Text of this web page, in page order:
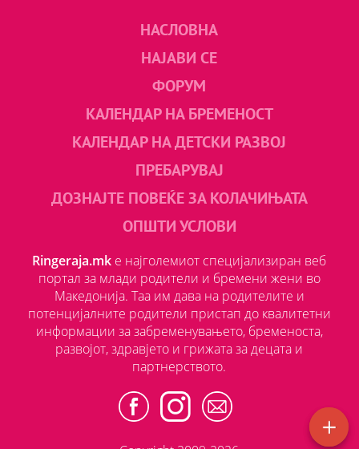
НАСЛОВНА
НАЈАВИ СЕ
ФОРУМ
КАЛЕНДАР НА БРЕМЕНОСТ
КАЛЕНДАР НА ДЕТСКИ РАЗВОЈ
ПРЕБАРУВАЈ
ДОЗНАЈТЕ ПОВЕЌЕ ЗА КОЛАЧИЊАТА
ОПШТИ УСЛОВИ
Ringeraja.mk е најголемиот специјализиран веб
портал за млади родители и бремени жени во
Македонија. Таа им дава на родителите и
потенцијалните родители пристап до квалитетни
информации за забременувањето, бременоста,
развојот, здравјето и грижата за децата и
партнерството.